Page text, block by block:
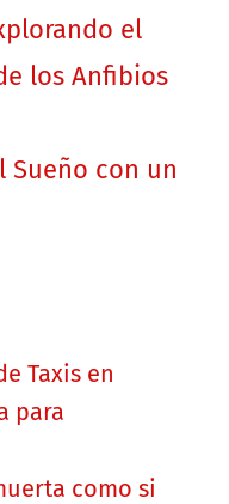
el
los Anfibios
Sueño con un
Taxis en
para
como si